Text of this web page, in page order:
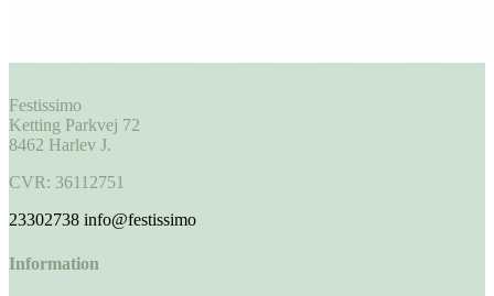
Festissimo
Ketting Parkvej 72
8462 Harlev J.
CVR: 36112751
23302738 info@festissimo
Information